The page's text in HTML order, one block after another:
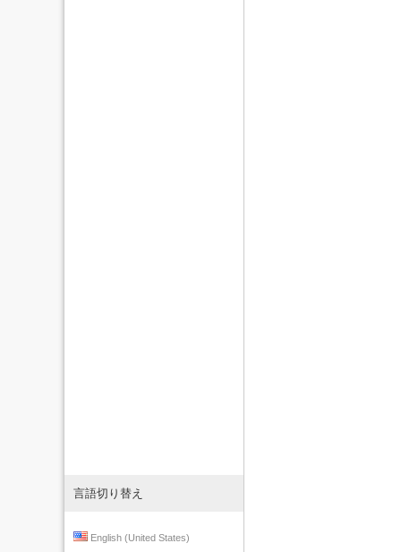
言語切り替え
English (United States)